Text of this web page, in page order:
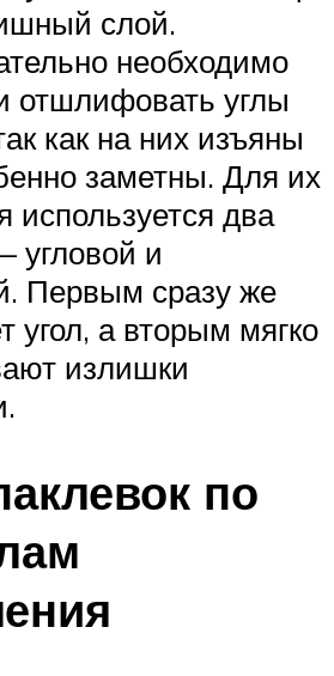
слой.
необходимо
отшлифовать углы
как на них изъяны
заметны. Для их
используется два
угловой и
Первым сразу же
угол, а вторым мягко
излишки
по